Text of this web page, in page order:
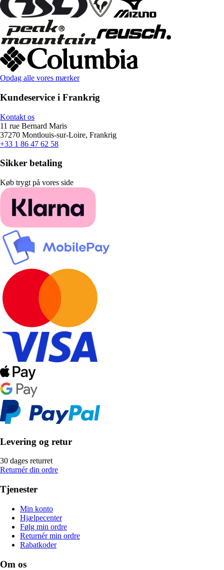
Opdag alle vores mærker
Kundeservice i Frankrig
Kontakt os
11 rue Bernard Maris
37270 Montlouis-sur-Loire, Frankrig
+33 1 86 47 62 58
Sikker betaling
Køb trygt på vores side
Levering og retur
30 dages returret
Returnér din ordre
Tjenester
Min konto
Hjælpecenter
Følg min ordre
Returnér min ordre
Rabatkoder
Om os